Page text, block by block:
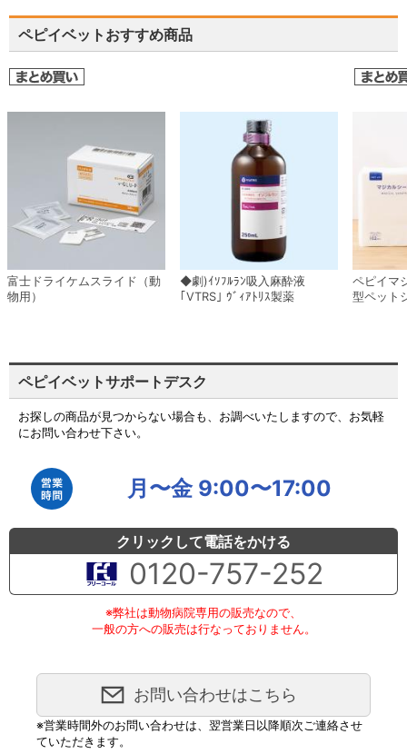
ペピイベットおすすめ商品
富士ドライケムスライド（動
物用）
◆劇)ｲｿﾌﾙﾗﾝ吸入麻酔液
｢VTRS｣ ｳﾞｨｱﾄﾘｽ製薬
ペピイマ
型ペット
ペピイベットサポートデスク
お探しの商品が見つからない場合も、お調べいたしますので、お気軽
にお問い合わせ下さい。
月〜金 9:00〜17:00
クリックして電話をかける
0120-757-252
※弊社は動物病院専用の販売なので、
一般の方への販売は行なっておりません。
お問い合わせはこちら
※営業時間外のお問い合わせは、翌営業日以降順次ご連絡させ
ていただきます。